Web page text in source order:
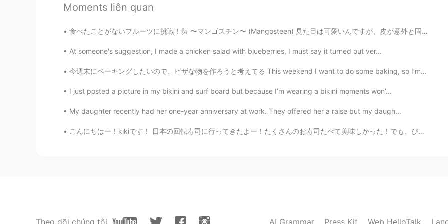
EN JP
@A_san 直してくれてありがとうございます! やっぱりまだ読んでない本もたくさんありま
Keir 2020.03.09 16:19
Moments liên quan
食べたことがないフルーツに挑戦！🙋 〜マンゴスチン〜 (Mangosteen) 見た目は可愛いんですが、皮が意外と固かったんです！🤔 手でも開けれると書いてありましたので、最初に手で両側を...
At someone's suggestion, I made a chicken salad with blueberries, I must say it turned out ver...
今週末にベーキングしたいので、ピザな物を作ろうと考えてる This weekend I want to do some baking, so I’m thinking to make some ...
I just posted a picture in my bikini and surf board but because I’m wearing a bikini moments won’...
My daughter recently had her one-year anniversary at work. They offered her a raise but my daugh...
こんにちはー！kikiです！ 日本の回転寿司に行ってきたよー！たくさんのお寿司たべて美味しかった！でも、びっくりしたお寿司もあったなー！ 面白いビデオになってるからぜひ見てみてねー😊😘 K...
Theo dõi chúng tôi AI Grammar Press Kit Web HelloTalk